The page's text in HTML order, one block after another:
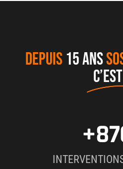
DEPUIS15 ANS